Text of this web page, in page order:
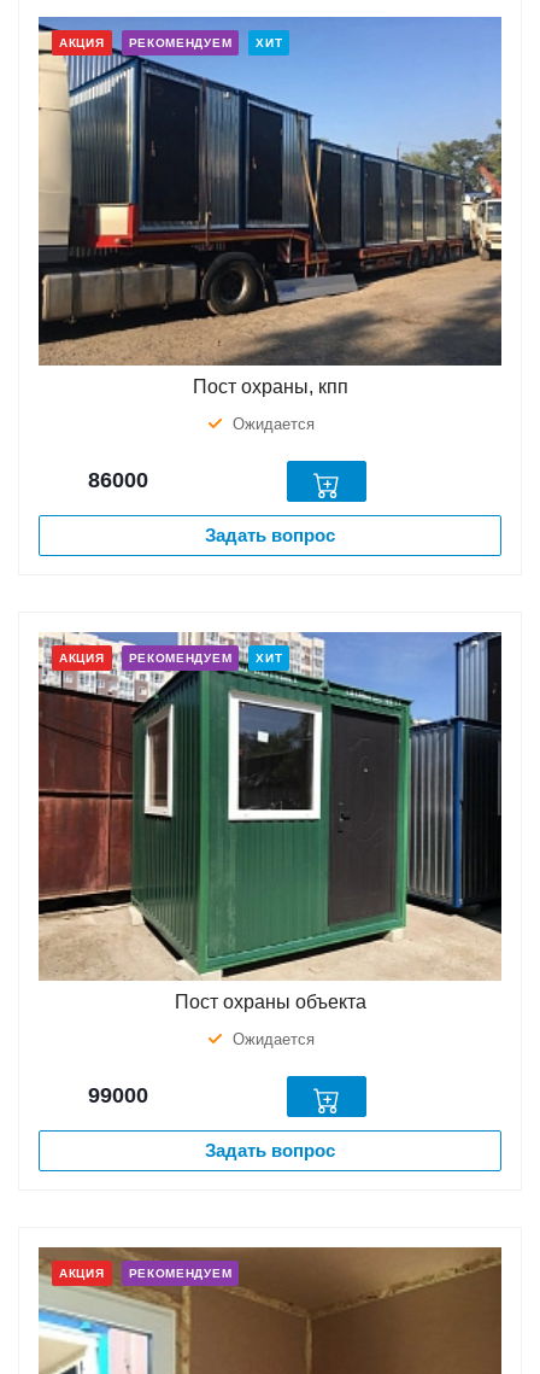
АКЦИЯ РЕКОМЕНДУЕМ ХИТ
Пост охраны, кпп
Ожидается
86000
Задать вопрос
АКЦИЯ РЕКОМЕНДУЕМ ХИТ
Пост охраны объекта
Ожидается
99000
Задать вопрос
АКЦИЯ РЕКОМЕНДУЕМ